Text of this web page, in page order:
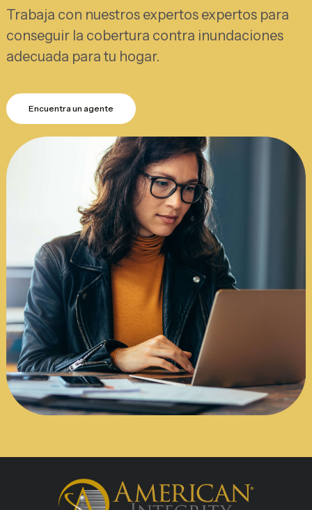
Trabaja con nuestros expertos expertos para
conseguir la cobertura contra inundaciones
adecuada para tu hogar.
Encuentra un agente